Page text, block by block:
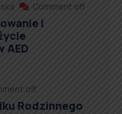
Comment off
i
AED
off
Rodzinnego